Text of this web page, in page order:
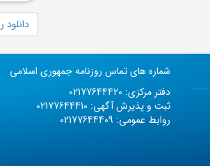
دانلود
شماره های تماس روزنامه جمهوری اسلامی
دفتر مرکزی: 02177644420
ثبت و پذیرش آگهی: 02177644410
روابط عمومی: 02177644409